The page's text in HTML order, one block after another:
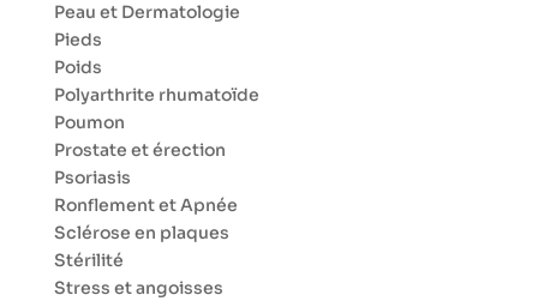
Peau et Dermatologie
Pieds
Poids
Polyarthrite rhumatoïde
Poumon
Prostate et érection
Psoriasis
Ronflement et Apnée
Sclérose en plaques
Stérilité
Stress et angoisses